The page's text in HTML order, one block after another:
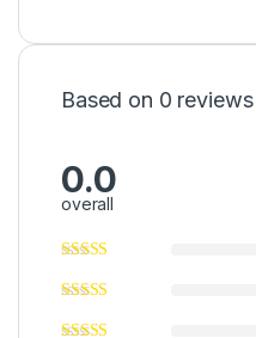
Based on 0 reviews
0.0
overall